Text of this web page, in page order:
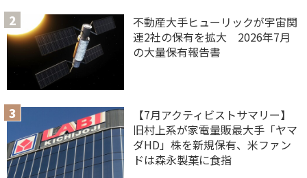
不動産大手ヒューリックが宇宙関
連2社の保有を拡大 2026年7月
の大量保有報告書
【7月アクティビストサマリー】
旧村上系が家電量販最大手「ヤマ
ダHD」株を新規保有、米ファン
ドは森永製菓に食指